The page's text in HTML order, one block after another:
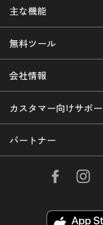
主な機能
無料ツール
会社情報
カスタマー向けサポ
パートナー